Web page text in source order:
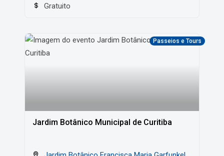
Gratuito
Passeios e Tours
Jardim Botânico Municipal de Curitiba